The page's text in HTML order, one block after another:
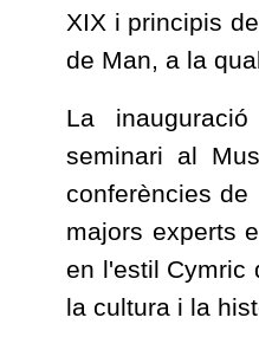
XIX i principis
de Man, a la
La
seminari al
conferències de
majors experts
en l'estil Cymric
la cultura i la